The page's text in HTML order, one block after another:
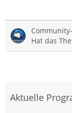
Hat das
Aktuelle